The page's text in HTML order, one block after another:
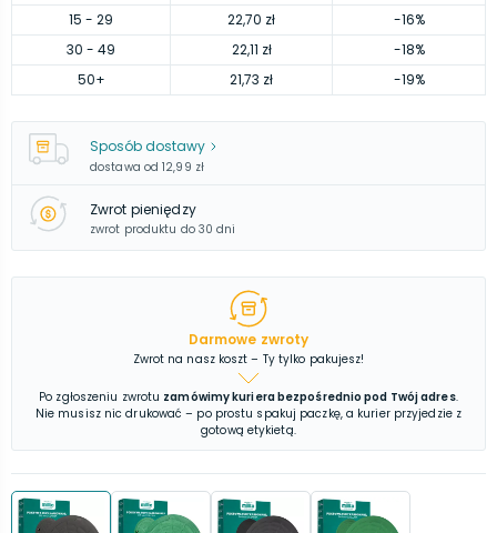
15 - 29 22,70 zł
-16%
30 - 49 22,11 zł
-18%
50+ 21,73 zł -19%
Sposób dostawy
dostawa od 12,99 zł
Zwrot pieniędzy
zwrot produktu do 30 dni
Darmowe zwroty
Zwrot na nasz koszt – Ty tylko pakujesz!
Po zgłoszeniu zwrotu zamówimy kuriera bezpośrednio pod Twój adres.
Nie musisz nic drukować – po prostu spakuj paczkę, a kurier przyjedzie z
gotową etykietą.